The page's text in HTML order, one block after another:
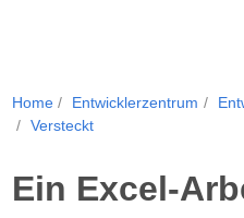
Home Entwicklerzentrum
Versteckt
Ein Excel-